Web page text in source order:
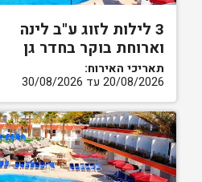
3 לילות לזוג ע"ב לינה
וארוחת בוקר בחדר גן
תאריכי האירוח:
20/08/2026 עד 30/08/2026